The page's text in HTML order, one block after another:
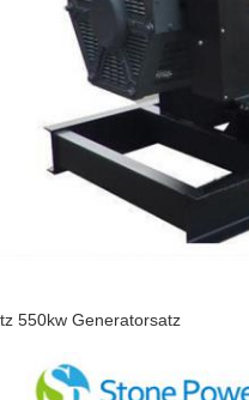
550kw Generatorsatz